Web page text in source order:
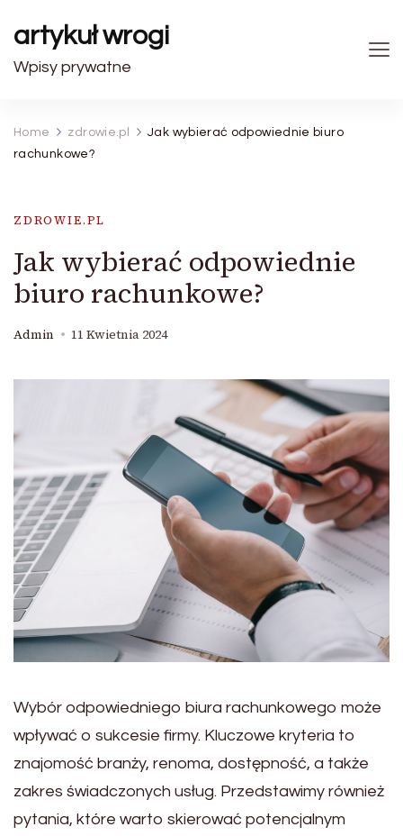
artykuł wrogi
Wpisy prywatne
Home zdrowie.pl
Jak wybierać odpowiednie biuro
rachunkowe?
ZDROWIE.PL
Jak wybierać odpowiednie
biuro rachunkowe?
Admin 11 Kwietnia 2024
Wybór odpowiedniego biura rachunkowego może
wpływać o sukcesie firmy. Kluczowe kryteria to
znajomość branży, renoma, dostępność, a także
zakres świadczonych usług. Przedstawimy również
pytania, które warto skierować potencjalnym